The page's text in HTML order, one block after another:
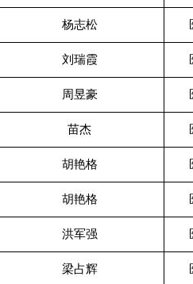
杨志松
刘瑞霞
周昱豪
苗杰
胡艳格
胡艳格
洪军强
梁占辉